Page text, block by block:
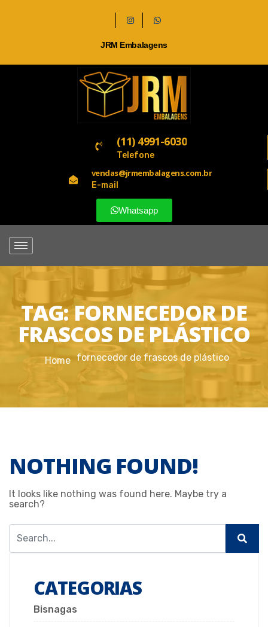
JRM Embalagens
(11) 4991-6030
Telefone
vendas@jrmembalagens.com.br
E-mail
Whatsapp
TAG:FORNECEDOR DE
FRASCOS DE PLÁSTICO
Home fornecedor de frascos de plástico
NOTHING FOUND!
It looks like nothing was found here. Maybe try a
search?
CATEGORIAS
Bisnagas